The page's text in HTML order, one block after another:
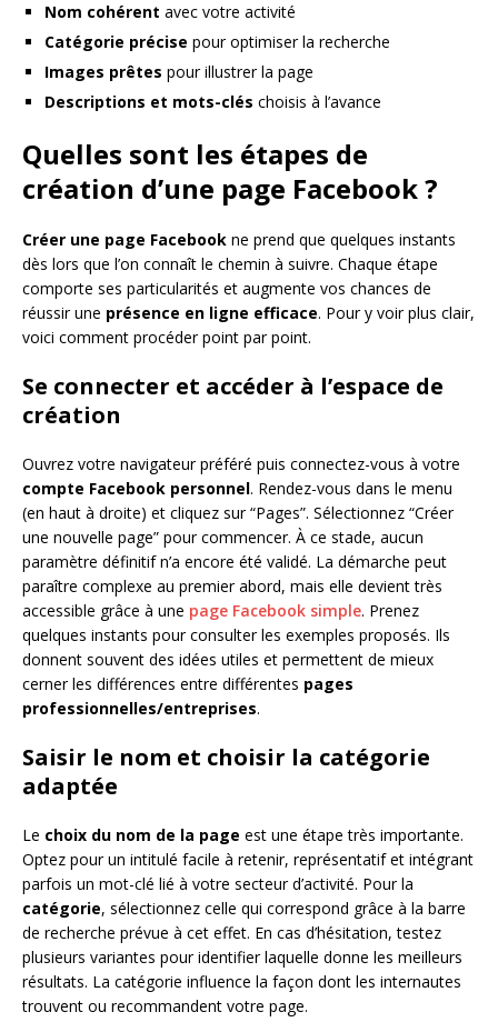
Nom cohérent avec votre activité
Catégorie précise pour optimiser la recherche
Images prêtes pour illustrer la page
Descriptions et mots-clés choisis à l’avance
Quelles sont les étapes de
création d’une page Facebook ?
Créer une page Facebook ne prend que quelques instants
dès lors que l’on connaît le chemin à suivre. Chaque étape
comporte ses particularités et augmente vos chances de
réussir une présence en ligne efficace. Pour y voir plus clair,
voici comment procéder point par point.
Se connecter et accéder à l’espace de
création
Ouvrez votre navigateur préféré puis connectez-vous à votre
compte Facebook personnel. Rendez-vous dans le menu
(en haut à droite) et cliquez sur “Pages”. Sélectionnez “Créer
une nouvelle page” pour commencer. À ce stade, aucun
paramètre définitif n’a encore été validé. La démarche peut
paraître complexe au premier abord, mais elle devient très
accessible grâce à une page Facebook simple. Prenez
quelques instants pour consulter les exemples proposés. Ils
donnent souvent des idées utiles et permettent de mieux
cerner les différences entre différentes pages
professionnelles/entreprises.
Saisir le nom et choisir la catégorie
adaptée
Le choix du nom de la page est une étape très importante.
Optez pour un intitulé facile à retenir, représentatif et intégrant
parfois un mot-clé lié à votre secteur d’activité. Pour la
catégorie, sélectionnez celle qui correspond grâce à la barre
de recherche prévue à cet effet. En cas d’hésitation, testez
plusieurs variantes pour identifier laquelle donne les meilleurs
résultats. La catégorie influence la façon dont les internautes
trouvent ou recommandent votre page.